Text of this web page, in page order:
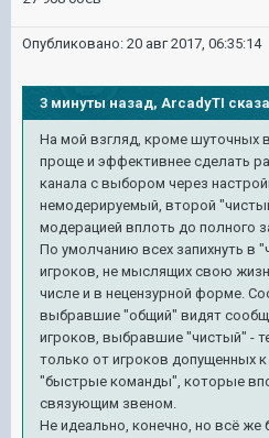
Опубликовано: 20 авг 2017, 06:35:14
3 минуты назад, ArcadyTI
На мой взгляд, кроме шуточных
проще и эффективнее сделать
канала с выбором через
немодерируемый, второй
модерацией вплоть до полного
По умолчанию всех запихнуть в
игроков, не мыслящих свою
числе и в нецензурной форме.
выбравшие "общий" видят
игроков, выбравшие "чистый" -
только от игроков допущенных
"быстрые команды", которые
связующим звеном.
Не идеально, конечно, но всё же